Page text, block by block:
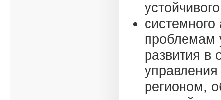
системного
проблемам
развития в
регионом,